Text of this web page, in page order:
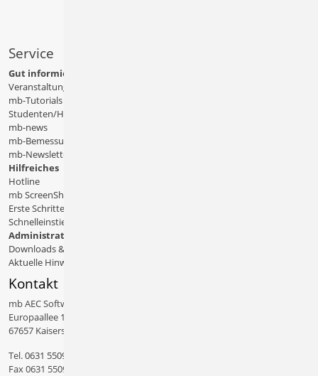
Service
Gut informiert
Veranstaltungen
mb-Tutorials
Studenten/Hochschule
mb-news
mb-Bemessungstafeln
mb-Newsletter
Hilfreiches
Hotline
mb ScreenShare
Erste Schritte
Schnelleinstiege & Doku
Administratives
Downloads & Patches
Aktuelle Hinweise
Kontakt
mb AEC Software GmbH
Europaallee 14
67657 Kaiserslautern
Tel.0631 550999 11
Fax 0631 550999 20